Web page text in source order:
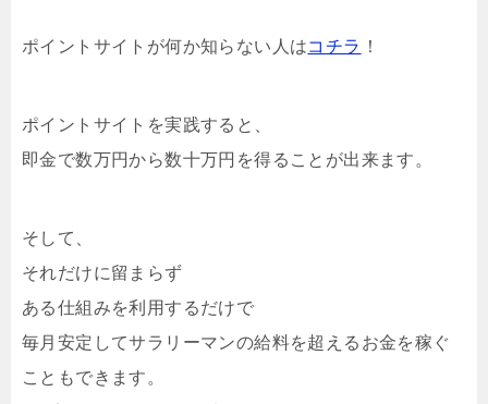
ポイントサイトが何か知らない人はコチラ ！
ポイントサイトを実践すると、
即金で数万円から数十万円を得ることが出来ます。
そして、
それだけに留まらず
ある仕組みを利用するだけで
毎月安定してサラリーマンの給料を超えるお金を稼ぐ
こともできます。